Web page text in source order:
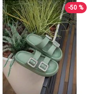
-50 %